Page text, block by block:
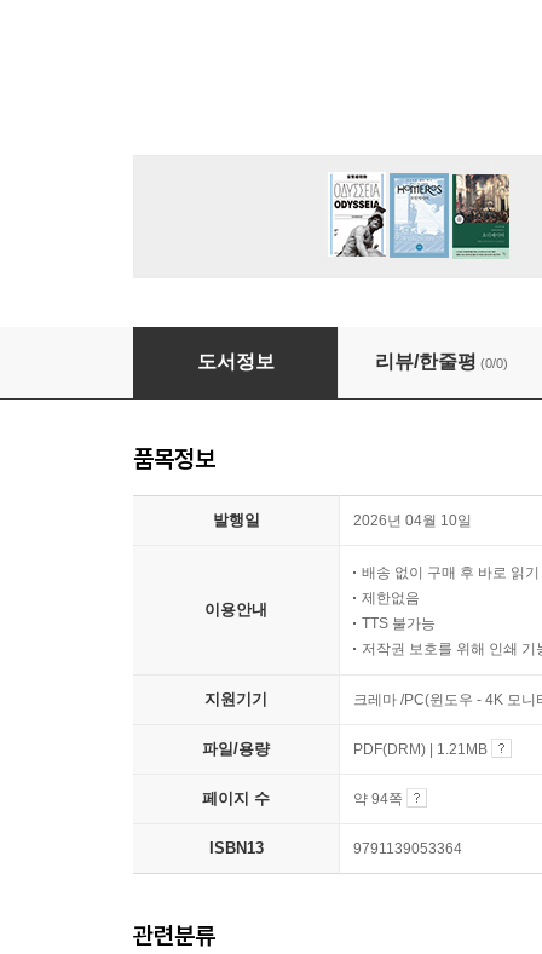
디지털신대륙 신조어사전
도서정보 리뷰/한줄평 (0/0)
품목정보
발행일 2026년 04월 10일
이용안내
배송 없이 구매 후 바로 읽기
제한없음
TTS 불가능
저작권 보호를 위해 인쇄 기
지원기기 크레마 /PC(윈도우 - 4K 모
파일/용량 PDF(DRM) | 1.21MB
페이지 수 약 94쪽
ISBN13 9791139053364
관련분류